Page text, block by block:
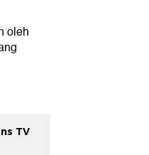
oleh
TV